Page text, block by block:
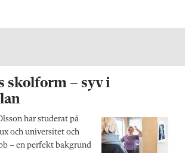
skolform – syv i
har studerat på
och universitet och
– en perfekt bakgrund